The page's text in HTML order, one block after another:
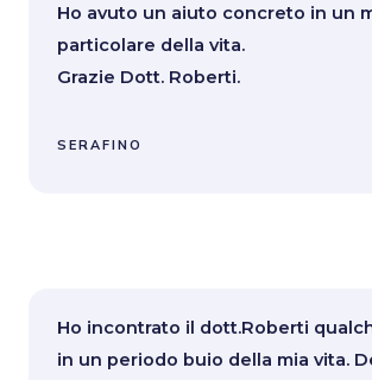
Ho avuto un aiuto concreto in un
particolare della vita.
Grazie Dott. Roberti.
SERAFINO
Ho incontrato il dott.Roberti
in un periodo buio della mia vita.